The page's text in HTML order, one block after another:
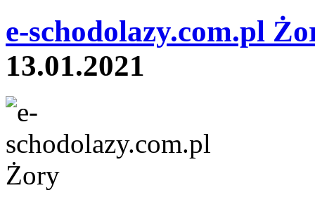
e-schodolazy.com.pl
13.01.2021